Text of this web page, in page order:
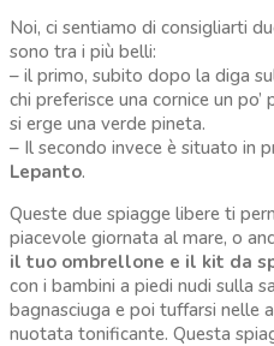
Noi, ci sentiamo di consigliarti
sono tra i più belli:
– il primo, subito dopo la diga
chi preferisce una cornice un
si erge una verde pineta.
– Il secondo invece è situato in
Lepanto.
Queste due spiagge libere ti
piacevole giornata al mare, o
il tuo ombrellone e il kit da
con i bambini a piedi nudi sulla
bagnasciuga e poi tuffarsi nelle
nuotata tonificante. Questa